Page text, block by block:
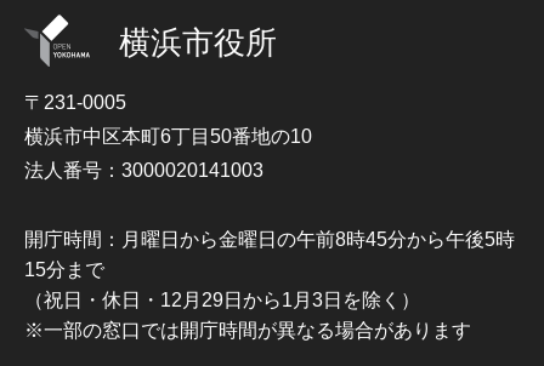
横浜市役所
〒231-0005
横浜市中区本町6丁目50番地の10
法人番号：3000020141003
開庁時間：月曜日から金曜日の午前8時45分から午後5時
15分まで
（祝日・休日・12月29日から1月3日を除く）
※一部の窓口では開庁時間が異なる場合があります